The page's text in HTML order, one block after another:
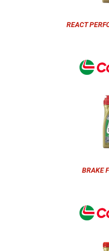
REACT
BRAKE